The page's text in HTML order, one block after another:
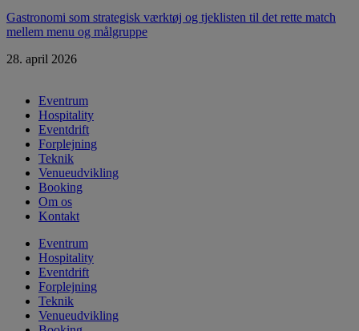
Gastronomi som strategisk værktøj og tjeklisten til det rette match
mellem menu og målgruppe
28. april 2026
Eventrum
Hospitality
Eventdrift
Forplejning
Teknik
Venueudvikling
Booking
Om os
Kontakt
Eventrum
Hospitality
Eventdrift
Forplejning
Teknik
Venueudvikling